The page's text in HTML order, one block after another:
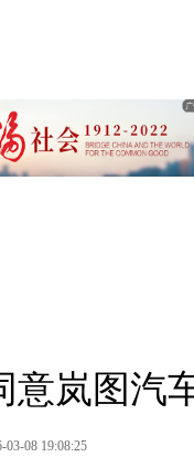
意岚图汽
08 19:08:25